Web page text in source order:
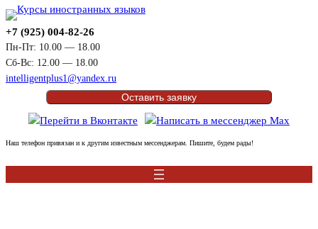
Перейти
к
содержимому
+7 (925) 004-82-26
Пн-Пт: 10.00 — 18.00
Сб-Вс: 12.00 — 18.00
intelligentplus1@yandex.ru
Оставить заявку
Наш телефон привязан и к другим известным мессенджерам. Пишите, будем рады!